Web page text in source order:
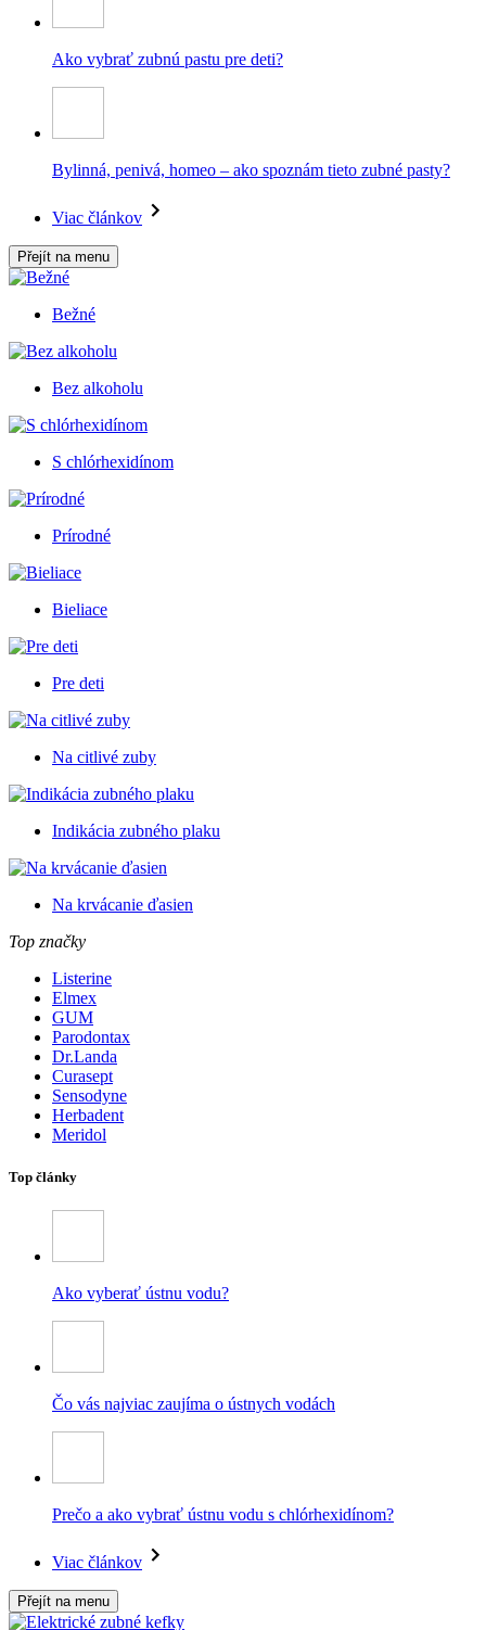
Ako vybrať zubnú pastu pre deti?
Bylinná, penivá, homeo – ako spoznám tieto zubné pasty?
Viac článkov
Přejít na menu
Bežné
Bez alkoholu
S chlórhexidínom
Prírodné
Bieliace
Pre deti
Na citlivé zuby
Indikácia zubného plaku
Na krvácanie ďasien
Top značky
Listerine
Elmex
GUM
Parodontax
Dr.Landa
Curasept
Sensodyne
Herbadent
Meridol
Top články
Ako vyberať ústnu vodu?
Čo vás najviac zaujíma o ústnych vodách
Prečo a ako vybrať ústnu vodu s chlórhexidínom?
Viac článkov
Přejít na menu